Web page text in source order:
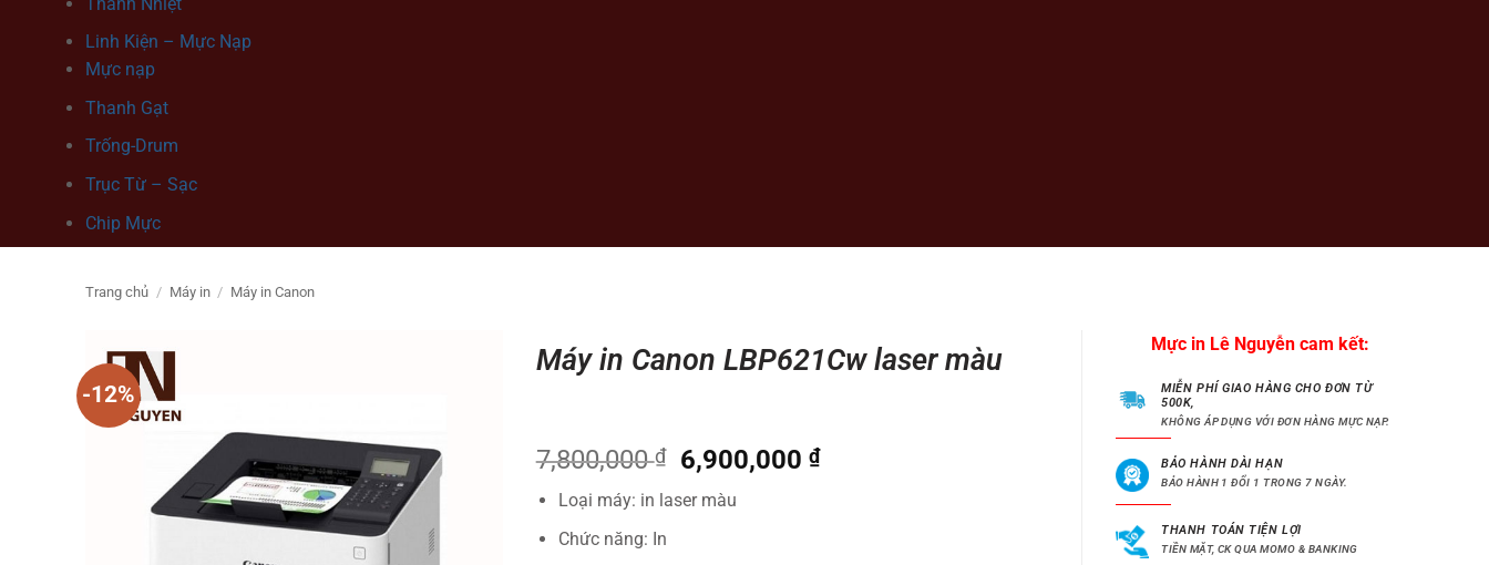
Linh Kiện – Mực Nạp
Mực nạp
Thanh Gạt
Trống-Drum
Trục Từ – Sạc
Chip Mực
Trang chủ / Máy in / Máy in Canon
-12%
Máy in Canon LBP621Cw laser màu
7,800,000₫
Giá
gốc
là:
6,900,000 ₫Giá
Loại máy: in laser màu
Chức năng: In
Mực in Lê Nguyễn cam kết:
MIỄN PHÍ GIAO HÀNG CHO ĐƠN TỪ
500K,
KHÔNG ÁP DỤNG VỚI ĐƠN HÀNG MỰC NẠP.
BẢO HÀNH DÀI HẠN
BẢO HÀNH 1 ĐỔI 1 TRONG 7 NGÀY.
THANH TOÁN TIỆN LỢI
TIỀN MẶT, CK QUA MOMO & BANKING